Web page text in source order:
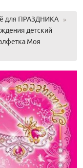
для ПРАЗДНИКА
»
детский
Моя